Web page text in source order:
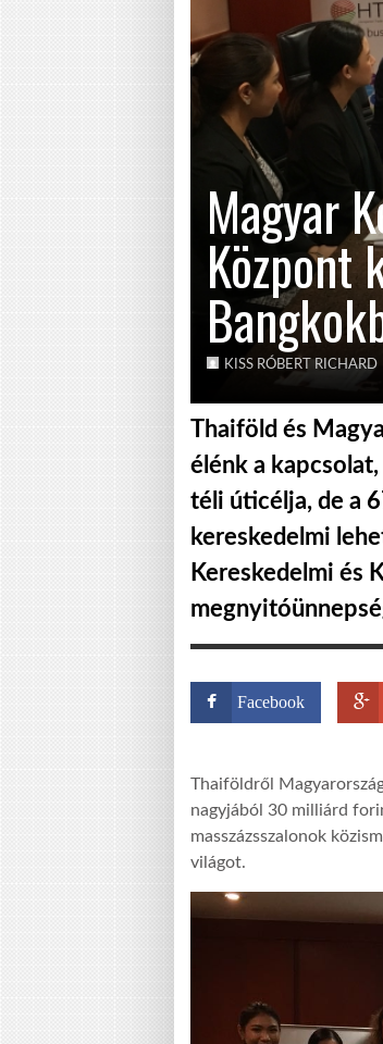
Magyar
Központ
KISS RÓBERT RICHARD
Thaiföld és
élénk a
téli úticélja, de a
kereskedelmi
Kereskedelmi és
Facebook
Thaiföldről
nagyjából 30 milliárd
masszázsszalonok
világot.